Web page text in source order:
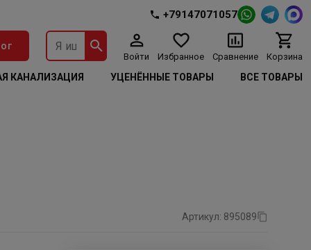
+79147071057
Войти Избранное Сравнение Корзина
КАНАЛИЗАЦИЯ УЦЕНЁННЫЕ ТОВАРЫ ВСЕ ТОВАРЫ
Артикул: 895089